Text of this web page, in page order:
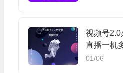
视频号2.0
直播一机
01/06